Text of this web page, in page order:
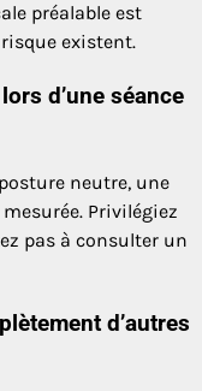
préalable est
existent.
d’une séance
neutre, une
Privilégiez
pas à consulter un
d’autres